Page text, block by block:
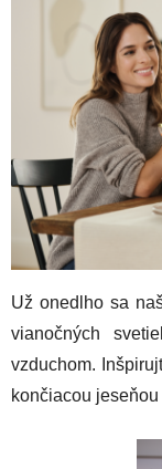
Už onedlho sa
vianočných
vzduchom.
končiacou